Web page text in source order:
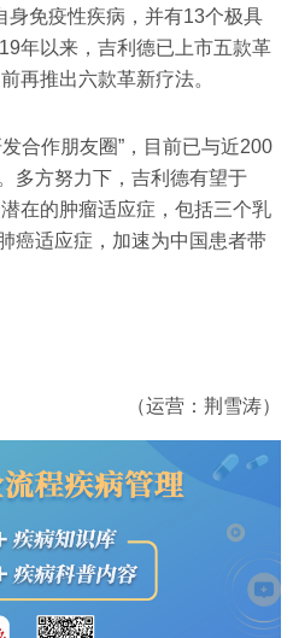
身免疫性疾病，并有13个极具
年以来，吉利德已上市五款革
再推出六款革新疗法。
合作朋友圈”，目前已与近200
多方努力下，吉利德有望于
在的肿瘤适应症，包括三个乳
癌适应症，加速为中国患者带
（运营：荆雪涛）